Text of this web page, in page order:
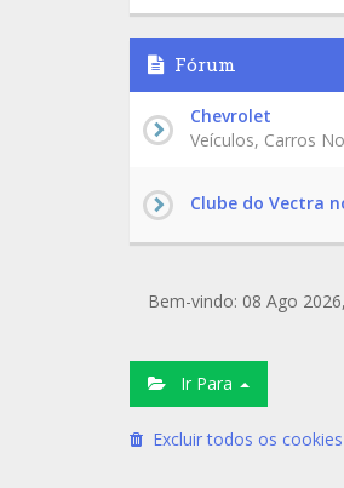
Fórum
Chevrolet
Veículos, Carros
Clube do Vectra
Bem-vindo: 08 Ago
Ir Para
Excluir todos os